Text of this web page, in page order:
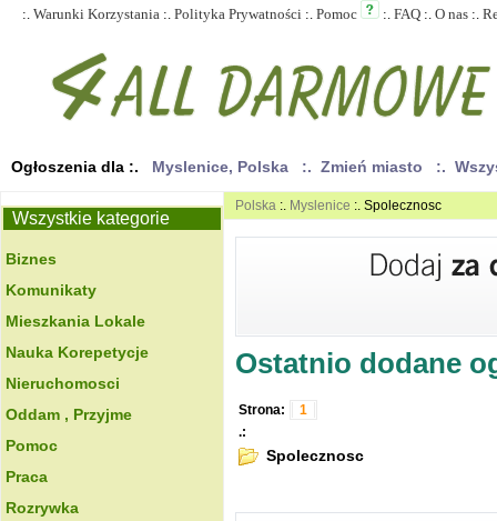
:. Warunki Korzystania :. Polityka Prywatności :. Pomoc :. FAQ :. O nas :.
Ogłoszenia dla :. Myslenice, Polska :. Zmień miasto :.
Wszystkie kategorie
Biznes
Komunikaty
Mieszkania Lokale
Nauka Korepetycje
Nieruchomosci
Oddam , Przyjme
Pomoc
Praca
Rozrywka
Polska :. Myslenice :. Spolecznosc
Ostatnio dodane
Strona:
1
.:
Spolecznosc